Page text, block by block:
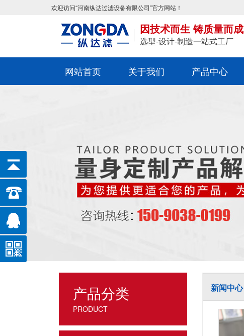
欢迎访问“河南纵达过滤设备有限公司”官方网站！
因技术而生 铸质量而成
选型-设计-制造一站式工厂
网站首页 关于我们 产品中心
产品分类
PRODUCT
新闻中心